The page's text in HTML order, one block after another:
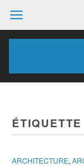
ARCHITECTURE,